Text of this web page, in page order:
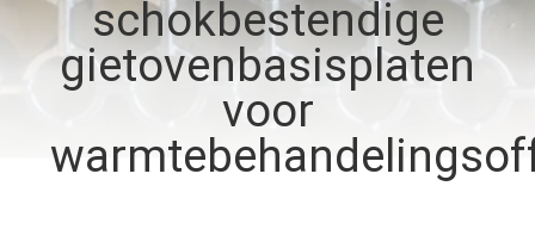
KWALITEITSCONTROLE
CONTACTEER
schokbestendige
gietovenbasisplaten
voor